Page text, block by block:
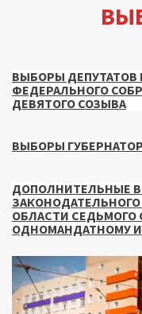
ВЫБОРЫ
ФЕДЕРАЛЬНОГО
ДЕВЯТОГО СОЗЫВА
ВЫБОРЫ
ДОПОЛНИТЕЛЬНЫЕ
ОБЛАСТИ
ОДНОМАНДАТНОМУ